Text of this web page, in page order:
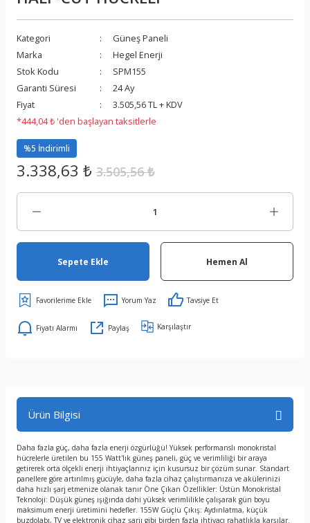
Kategori
Güneş Paneli
Marka
Hegel Enerji
Stok Kodu
SPM155
Garanti Süresi
24 Ay
Fiyat
3.505,56 TL + KDV
*444,04 ₺ 'den başlayan taksitlerle
%5 İndirimli
3.338,63 ₺ 3.505,56 ₺
Sepete Ekle Hemen Al
Yorum Yaz Tavsiye Et
Fiyatı Alarmı Paylaş Karşılaştır
Ürün Bilgisi
Daha fazla güç, daha fazla enerji özgürlüğü! Yüksek performanslı monokristal
hücrelerle üretilen bu 155 Watt'lık güneş paneli, güç ve verimliliği bir araya
getirerek orta ölçekli enerji ihtiyaçlarınız için kusursuz bir çözüm sunar. Standart
panellere göre artırılmış gücüyle, daha fazla cihaz çalıştırmanıza ve akülerinizi
daha hızlı şarj etmenize olanak tanır Öne Çıkan Özellikler: Üstün Monokristal
Teknoloji: Düşük güneş ışığında dahi yüksek verimlilikle çalışarak gün boyu
maksimum enerji üretimini hedefler. 155W Güçlü Çıkış: Aydınlatma, küçük
buzdolabı, TV ve elektronik cihaz şarjı gibi birden fazla ihtiyacı rahatlıkla karşılar.